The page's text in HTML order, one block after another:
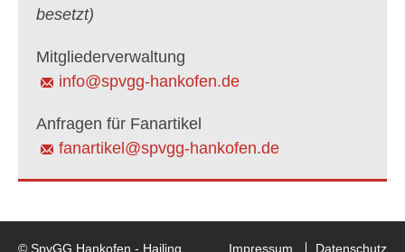
besetzt)
Mitgliederverwaltung
info@spvgg-hankofen.de
Anfragen für Fanartikel
fanartikel@spvgg-hankofen.de
© SpvGG Hankofen - Hailing Impressum Datenschutz